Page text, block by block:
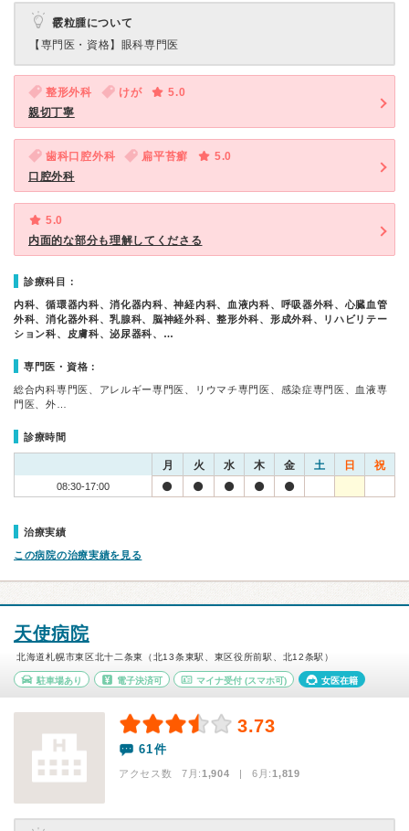
霰粒腫について
【専門医・資格】 眼科専門医
整形外科 けが
5.0
親切丁寧
歯科口腔外科 扁平苔癬
5.0
口腔外科
5.0
内面的な部分も理解してくださる
診療科目：
内科、循環器内科、消化器内科、神経内科、血液内科、呼吸器外科、心臓血管
外科、消化器外科、乳腺科、脳神経外科、整形外科、形成外科、リハビリテー
ション科、皮膚科、泌尿器科、…
専門医・資格：
総合内科専門医、アレルギー専門医、リウマチ専門医、感染症専門医、血液専
門医、外…
診療時間
月 火 水 木 金 土 日 祝
08:30-17:00
治療実績
この病院の治療実績を見る
天使病院
北海道札幌市東区北十二条東（北13条東駅、東区役所前駅、北12条駅）
駐車場あり 電子決済可 マイナ受付 (スマホ可) 女医在籍
3.73
61件
アクセス数 7月:1,904 | 6月:1,819